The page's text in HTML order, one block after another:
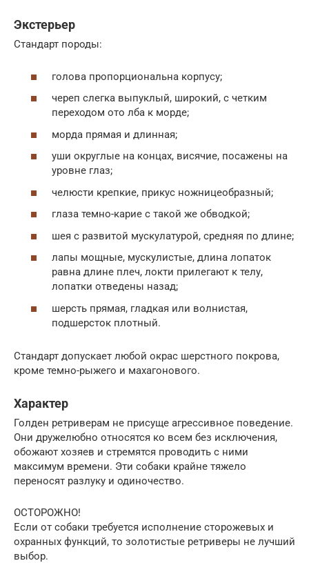
Экстерьер
Стандарт породы:
голова пропорциональна корпусу;
череп слегка выпуклый, широкий, с четким
переходом ото лба к морде;
морда прямая и длинная;
уши округлые на концах, висячие, посажены на
уровне глаз;
челюсти крепкие, прикус ножницеобразный;
глаза темно-карие с такой же обводкой;
шея с развитой мускулатурой, средняя по длине;
лапы мощные, мускулистые, длина лопаток
равна длине плеч, локти прилегают к телу,
лопатки отведены назад;
шерсть прямая, гладкая или волнистая,
подшерсток плотный.
Стандарт допускает любой окрас шерстного покрова,
кроме темно-рыжего и махагонового.
Характер
Голден ретриверам не присуще агрессивное поведение.
Они дружелюбно относятся ко всем без исключения,
обожают хозяев и стремятся проводить с ними
максимум времени. Эти собаки крайне тяжело
переносят разлуку и одиночество.
ОСТОРОЖНО!
Если от собаки требуется исполнение сторожевых и
охранных функций, то золотистые ретриверы не лучший
выбор.